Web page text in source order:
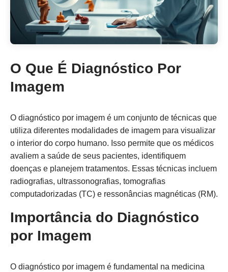
O Que É Diagnóstico Por
Imagem
O diagnóstico por imagem é um conjunto de técnicas que
utiliza diferentes modalidades de imagem para visualizar
o interior do corpo humano. Isso permite que os médicos
avaliem a saúde de seus pacientes, identifiquem
doenças e planejem tratamentos. Essas técnicas incluem
radiografias, ultrassonografias, tomografias
computadorizadas (TC) e ressonâncias magnéticas (RM).
Importância do Diagnóstico
por Imagem
O diagnóstico por imagem é fundamental na medicina